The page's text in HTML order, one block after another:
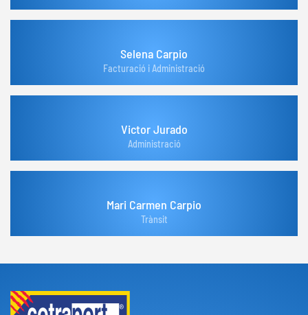
Selena Carpio
Facturació i Administració
Victor Jurado
Administració
Mari Carmen Carpio
Trànsit